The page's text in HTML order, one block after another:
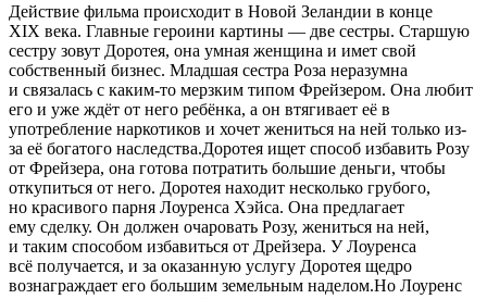
Действие фильма происходит в Новой Зеландии в конце
XIX века. Главные героини картины — две сестры. Старшую
сестру зовут Доротея, она умная женщина и имет свой
собственный бизнес. Младшая сестра Роза неразумна
и связалась с каким-то мерзким типом Фрейзером. Она любит
его и уже ждёт от него ребёнка, а он втягивает её в
употребление наркотиков и хочет жениться на ней только из-
за её богатого наследства.Доротея ищет способ избавить Розу
от Фрейзера, она готова потратить большие деньги, чтобы
откупиться от него. Доротея находит несколько грубого,
но красивого парня Лоуренса Хэйса. Она предлагает
ему сделку. Он должен очаровать Розу, жениться на ней,
и таким способом избавиться от Дрейзера. У Лоуренса
всё получается, и за оказанную услугу Доротея щедро
вознаграждает его большим земельным наделом.Но Лоуренс